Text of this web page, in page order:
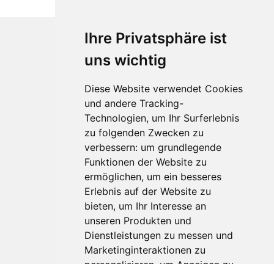
Ihre Privatsphäre ist
uns wichtig
Diese Website verwendet Cookies
und andere Tracking-
Technologien, um Ihr Surferlebnis
zu folgenden Zwecken zu
verbessern: um grundlegende
Funktionen der Website zu
ermöglichen, um ein besseres
Erlebnis auf der Website zu
bieten, um Ihr Interesse an
unseren Produkten und
Dienstleistungen zu messen und
Marketinginteraktionen zu
Für Makler:innen
Über Uns
Vorteile
Kontakt
Software Partner
Teilnahme
FAQ